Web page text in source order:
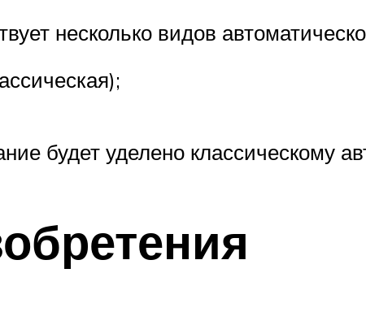
несколько видов
будет уделено классическому